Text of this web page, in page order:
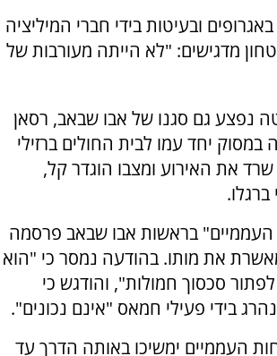
ובעיטות בידי חברי המיליציה
מדגישים: "לא הייתה מעורבות של
נפצע גם סגנו של אבו שבאב, רסאן
במסוק יחד עמו לבית החולים ברזילי
את האירוע ומצבו הוגדר קל,
העממיים" בראשות אבו שבאב פרסמה
את מותו. בהודעה נמסר כי "הוא
סכסוך חמולות", והודגש כי
בידי פעילי חמאס "אינם נכונים".
העממיים ימשיכו באותה הדרך עד